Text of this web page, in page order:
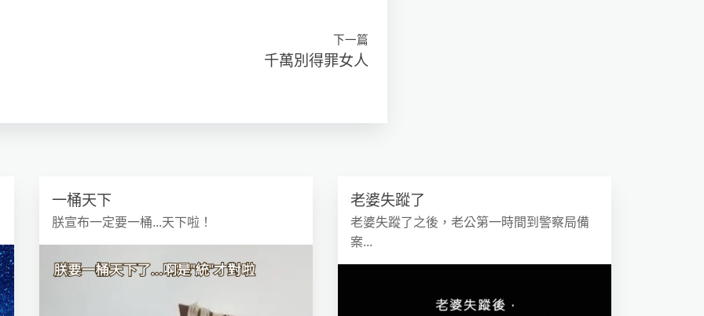
下一篇
千萬別得罪女人
一桶天下
朕宣布一定要一桶...天下啦！
老婆失蹤了
老婆失蹤了之後，老公第一時間到警察局備
案...